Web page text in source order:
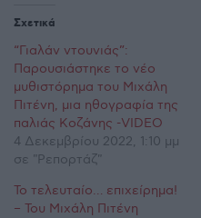
Σχετικά
“Γιαλάν ντουνιάς”:
Παρουσιάστηκε το νέο
μυθιστόρημα του Μιχάλη
Πιτένη, μια ηθογραφία της
παλιάς Κοζάνης -VIDEO
4 Δεκεμβρίου 2022, 1:10 μμ
σε "Ρεπορτάζ"
Το τελευταίο… επιχείρημα!
– Του Μιχάλη Πιτένη